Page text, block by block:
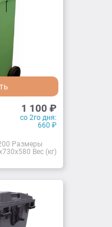
1 100 ₽
со 2го дня:
660 ₽
Размеры
Вес (кг) -